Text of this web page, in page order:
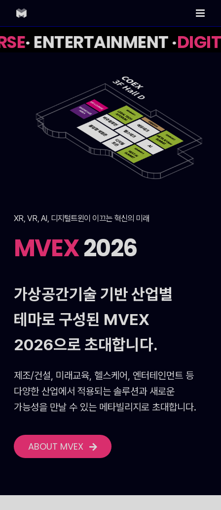
content
· ENTERTAINMENT ·
XR, VR, AI, 디지털트윈이 이끄는 혁신의 미래
MVEX2026
가상공간기술 기반 산업별
테마로 구성된 MVEX
2026으로 초대합니다.
제조/건설, 미래교육, 헬스케어, 엔터테인먼트 등
다양한 산업에서 적용되는 솔루션과 새로운
가능성을만날 수 있는 메타빌리지로 초대합니다.
ABOUT MVEX